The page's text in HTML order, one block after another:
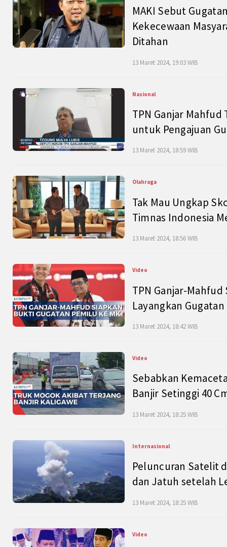
MAKI Sebut
Kekecewaan
Ditahan
13 Maret 2024, 19:03 WIB
Nasional
TPN Ganjar
untuk Pengajuan
13 Maret 2024, 18:59 WIB
Olahraga
Tak Mau Ungkap
Timnas Indonesia
13 Maret 2024, 18:56 WIB
Video
TPN Ganjar-
Layangkan
13 Maret 2024, 18:42 WIB
Video
Sebabkan
Banjir Setinggi 40
13 Maret 2024, 18:25 WIB
Internasional
Peluncuran Satelit
dan Jatuh setelah
13 Maret 2024, 18:25 WIB
Video